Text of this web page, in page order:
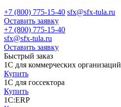
+7 (800) 775-15-40 sfx@sfx-tula.ru
Оставить заявку
+7 (800) 775-15-40
sfx@sfx-tula.ru
Оставить заявку
Быстрый заказ
1С для коммерческих организаций
Купить
1С для госсектора
Купить
1С:ERP